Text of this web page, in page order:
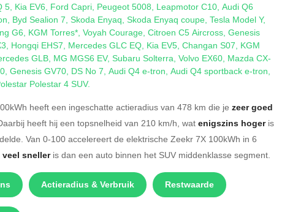
5, Kia EV6, Ford Capri, Peugeot 5008, Leapmotor C10, Audi Q6
, Byd Sealion 7, Skoda Enyaq, Skoda Enyaq coupe, Tesla Model Y,
G6, KGM Torres*, Voyah Courage, Citroen C5 Aircross, Genesis
, Hongqi EHS7, Mercedes GLC EQ, Kia EV5, Changan S07, KGM
GLB, MG MGS6 EV, Subaru Solterra, Volvo EX60, Mazda CX-
, Genesis GV70, DS No 7, Audi Q4 e-tron, Audi Q4 sportback e-tron,
Polestar 4 SUV.
heeft een ingeschatte actieradius van 478 km die je zeer goed
heeft hij een topsnelheid van 210 km/h, wat enigszins hogeris
Van 0-100 accelereert de elektrische Zeekr 7X 100kWh in 6
veel snelleris dan een auto binnen het SUV middenklasse segment.
Actieradius & Verbruik Restwaarde